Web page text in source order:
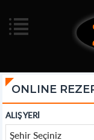
ONLINE
ALIŞ YERİ
Şehir Seçiniz